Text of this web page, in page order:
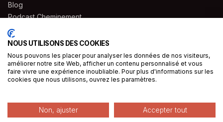
Blog
Podcast Cheminement
Livres
Supports Pratiques
Cahiers Saisonniers
Témoignages
Presse
Made with ❤️ byAmbre Margerit
NOUS UTILISONS DES COOKIES
Nous pouvons les placer pour analyser les données de nos visiteurs,
améliorer notre site Web, afficher un contenu personnalisé et vous
faire vivre une expérience inoubliable. Pour plus d'informations sur les
cookies que nous utilisons, ouvrez les paramètres.
Non, ajuster Accepter tout